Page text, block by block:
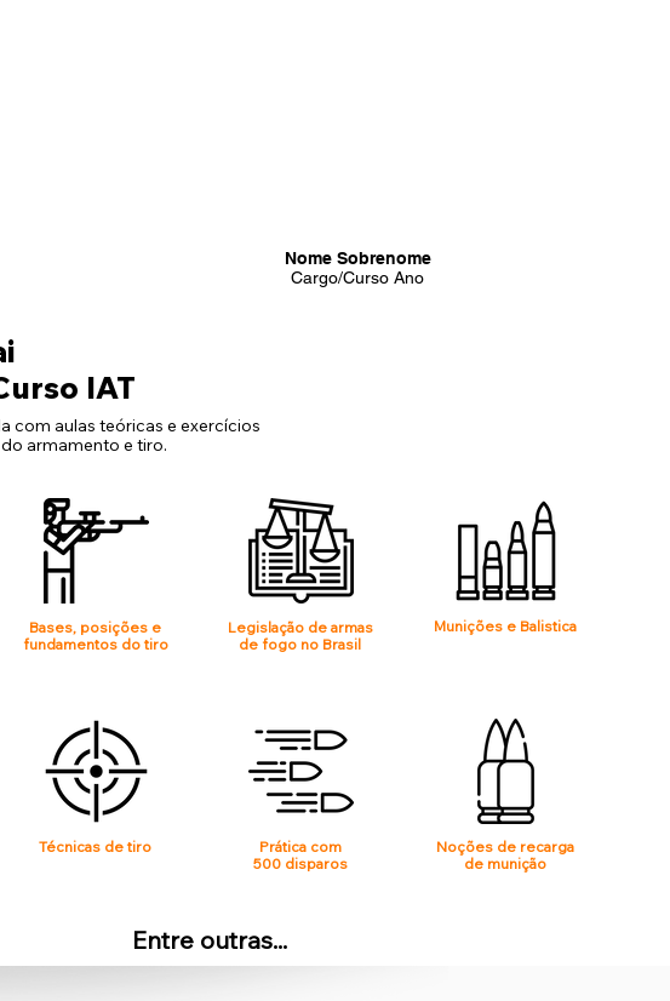
Nome Sobrenome
Cargo/Curso Ano
IAT
com aulas teóricas e exercícios
armamento e tiro.
Bases, posições e
fundamentos do tiro
Técnicas de tiro
Legislação de armas
de fogo no Brasil
Prática com
500 disparos
Munições e Balistica
Noções de recarga
de munição
Entre outras...